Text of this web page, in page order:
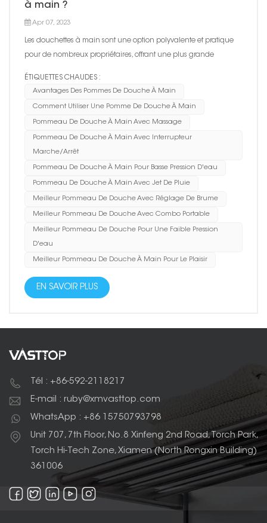
à main ?
Apr 07, 2023
Les douchettes à main sont une option polyvalente et pratique
pour de nombreux propriétaires, offrant une plus grande
ÉTIQUETTES CHAUDES :
Avantages Des Pommes De Douche À Main
Comment Utiliser Une Pomme De Douche À Main
Pommeau De Douche À Main Avec Massage
Pommeau De Douche À Main Avec Interrupteur
Marche/arrêt
Pommeau De Douche À Main Pour Basse Pression D'eau
Pommeau De Douche À Main Avec Jet De Pluie
Meilleur Pommeau De Douche Avec Réglage De Brume
Meilleur Pommeau De Douche Avec Combo Portable
Meilleur Pommeau De Douche Pour Une Faible Pression
D'eau
Meilleur Pommeau De Douche À Main Pour Le Plaisir
EN SAVOIR PLUS
Tél : +86-592-2118217
E-mail : ruby@xmvasttop.com
WhatsApp : +86 15750793798
Unit 707, 7th Floor, No.8 Xinfeng 2nd Road, Torch Park,
Torch Hi-Tech Zone, Xiamen (North Rongxin Building)
361006